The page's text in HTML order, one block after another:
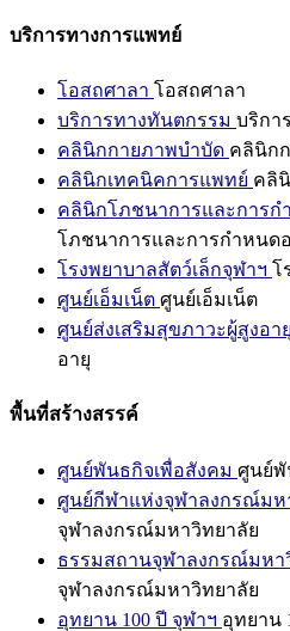
บริการทางการแพทย์
โอสถศาลา โอสถศาลา
บริการทางทันตกรรม บริกา
คลินิกกายภาพบำบัด คลินิก
คลินิกเทคนิคการแพทย์ คลิ
คลินิกโภชนาการและการก
โภชนาการและการกำหนด
โรงพยาบาลสัตว์เล็กจุฬาฯ โ
ศูนย์เอ็มเน็ต ศูนย์เอ็มเน็ต
ศูนย์ส่งเสริมสุขภาวะผู้สูงอายุ
อายุ
พื้นที่สร้างสรรค์
ศูนย์พันธกิจเพื่อสังคม ศูนย์พั
ศูนย์กีฬาแห่งจุฬาลงกรณ์มห
จุฬาลงกรณ์มหาวิทยาลัย
ธรรมสถานจุฬาลงกรณ์มหา
จุฬาลงกรณ์มหาวิทยาลัย
อุทยาน 100 ปี จุฬาฯ อุทยาน